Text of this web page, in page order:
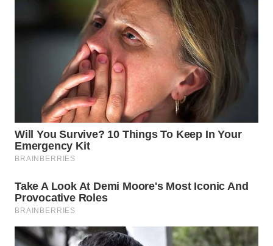
WAHANA
ADVOKAT
WAHANA
INFRASTRUKTUR
KONSUMEN
WAHANA
LISTRIK